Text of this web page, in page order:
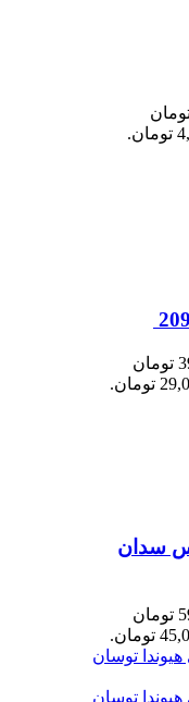
اصلی: 4,900,000 تومان
قیمت اصلی: 39,000,000 تومان
سدان
قیمت اصلی: 59,500,000 تومان